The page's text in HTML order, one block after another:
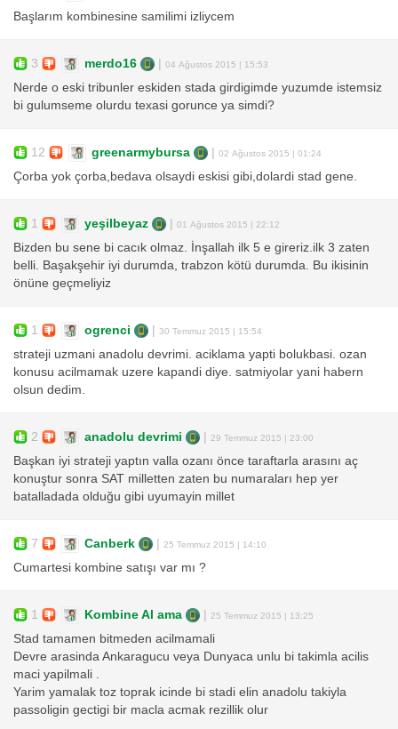
Başlarım kombinesine samilimi izliycem
3 merdo16 04 Ağustos 2015 | 15:53
Nerde o eski tribunler eskiden stada girdigimde yuzumde istemsiz
bi gulumseme olurdu texasi gorunce ya simdi?
12 greenarmybursa 02 Ağustos 2015 | 01:24
Çorba yok çorba,bedava olsaydi eskisi gibi,dolardi stad gene.
1 yeşilbeyaz 01 Ağustos 2015 | 22:12
Bizden bu sene bi cacık olmaz. İnşallah ilk 5 e gireriz.ilk 3 zaten
belli. Başakşehir iyi durumda, trabzon kötü durumda. Bu ikisinin
önüne geçmeliyiz
1 ogrenci 30 Temmuz 2015 | 15:54
strateji uzmani anadolu devrimi. aciklama yapti bolukbasi. ozan
konusu acilmamak uzere kapandi diye. satmiyolar yani habern
olsun dedim.
2 anadolu devrimi 29 Temmuz 2015 | 23:00
Başkan iyi strateji yaptın valla ozanı önce taraftarla arasını aç
konuştur sonra SAT milletten zaten bu numaraları hep yer
batalladada olduğu gibi uyumayin millet
7 Canberk 25 Temmuz 2015 | 14:10
Cumartesi kombine satışı var mı ?
1 Kombine Al ama 25 Temmuz 2015 | 13:25
Stad tamamen bitmeden acilmamali
Devre arasinda Ankaragucu veya Dunyaca unlu bi takimla acilis
maci yapilmali .
Yarim yamalak toz toprak icinde bi stadi elin anadolu takiyla
passoligin gectigi bir macla acmak rezillik olur